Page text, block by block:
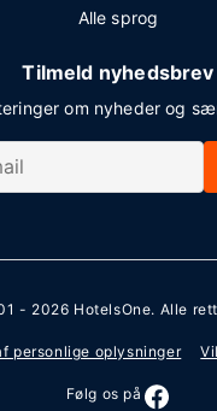
Alle sprog
Tilmeld nyhedsbrev
om nyheder og
- 2026 HotelsOne. Alle
personlige oplysninger
Følg os på